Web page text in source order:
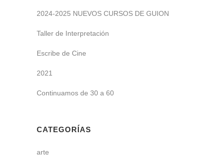
2024-2025 NUEVOS CURSOS DE GUION
Taller de Interpretación
Escribe de Cine
2021
Continuamos de 30 a 60
CATEGORÍAS
arte